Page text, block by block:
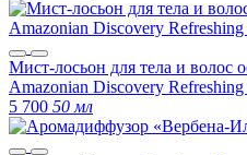
Мист-лосьон для тела и волос
Amazonian Discovery
5 700 50 мл